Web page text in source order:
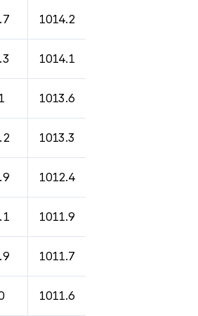
1014.2
1014.1
1 1013.6
1013.3
1012.4
1011.9
1011.7
1011.6